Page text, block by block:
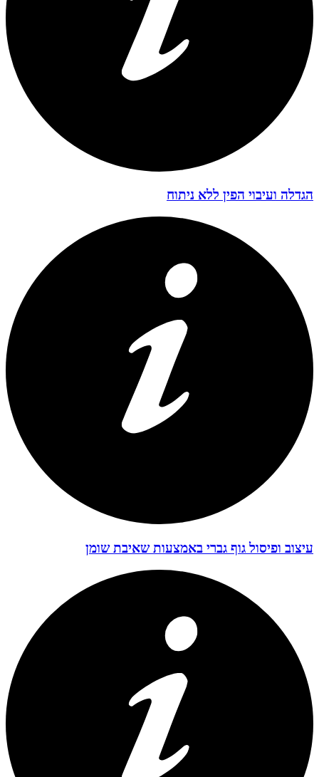
הגדלה ועיבוי הפין ללא ניתוח
עיצוב ופיסול גוף גברי באמצעות שאיבת שומן